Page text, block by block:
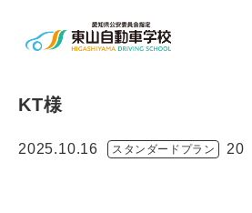
KT様
2025.10.16 スタンダードプラン 20